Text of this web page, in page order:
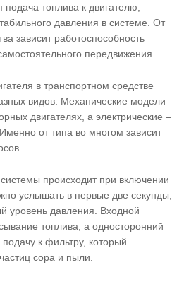
топлива к двигателю,
давления в системе. От
зависит работоспособность
передвижения.
в транспортном средстве
видов. Механические модели
двигателях, а электрические –
от типа во многом зависит
происходит при включении
услышать в первые две секунды,
уровень давления. Входной
топлива, а односторонний
к фильтру, который
сора и пыли.